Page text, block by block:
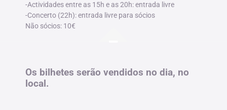
-Actividades entre as 15h e as 20h: entrada livre
-Concerto (22h): entrada livre para sócios
Não sócios: 10€
Os bilhetes serão vendidos no dia, no
local.